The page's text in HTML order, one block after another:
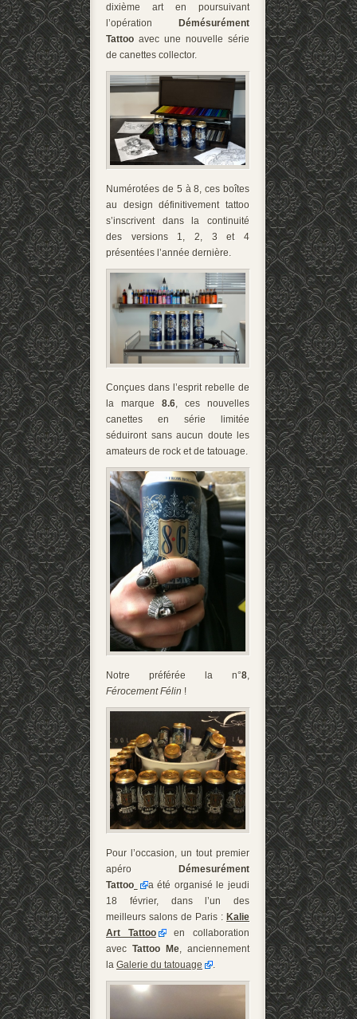
dixième art en poursuivant
l’opération
Démésurément
Tattoo avec une nouvelle série
de canettes collector.
Numérotées de 5 à 8, ces boîtes
au design définitivement tattoo
s’inscrivent dans la continuité
des versions 1, 2, 3 et 4
présentées l’année dernière.
Conçues dans l’esprit rebelle de
la marque 8.6, ces nouvelles
canettes en série limitée
séduiront sans aucun doute les
amateurs de rock et de tatouage.
Notre préférée la n°8,
Férocement Félin !
Pour l’occasion, un tout premier
apéro Démesurément
Tattoo
a été organisé le jeudi
18 février, dans l’un des
meilleurs salons de Paris : Kalie
Art Tattoo
en collaboration
avec Tattoo Me, anciennement
la Galerie du tatouage .